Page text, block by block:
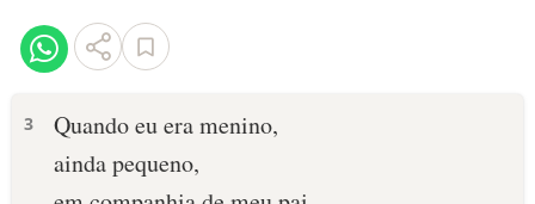
VERSÍCULOS
PALAVRA DO DIA
3
Quando eu era menino,
ainda pequeno,